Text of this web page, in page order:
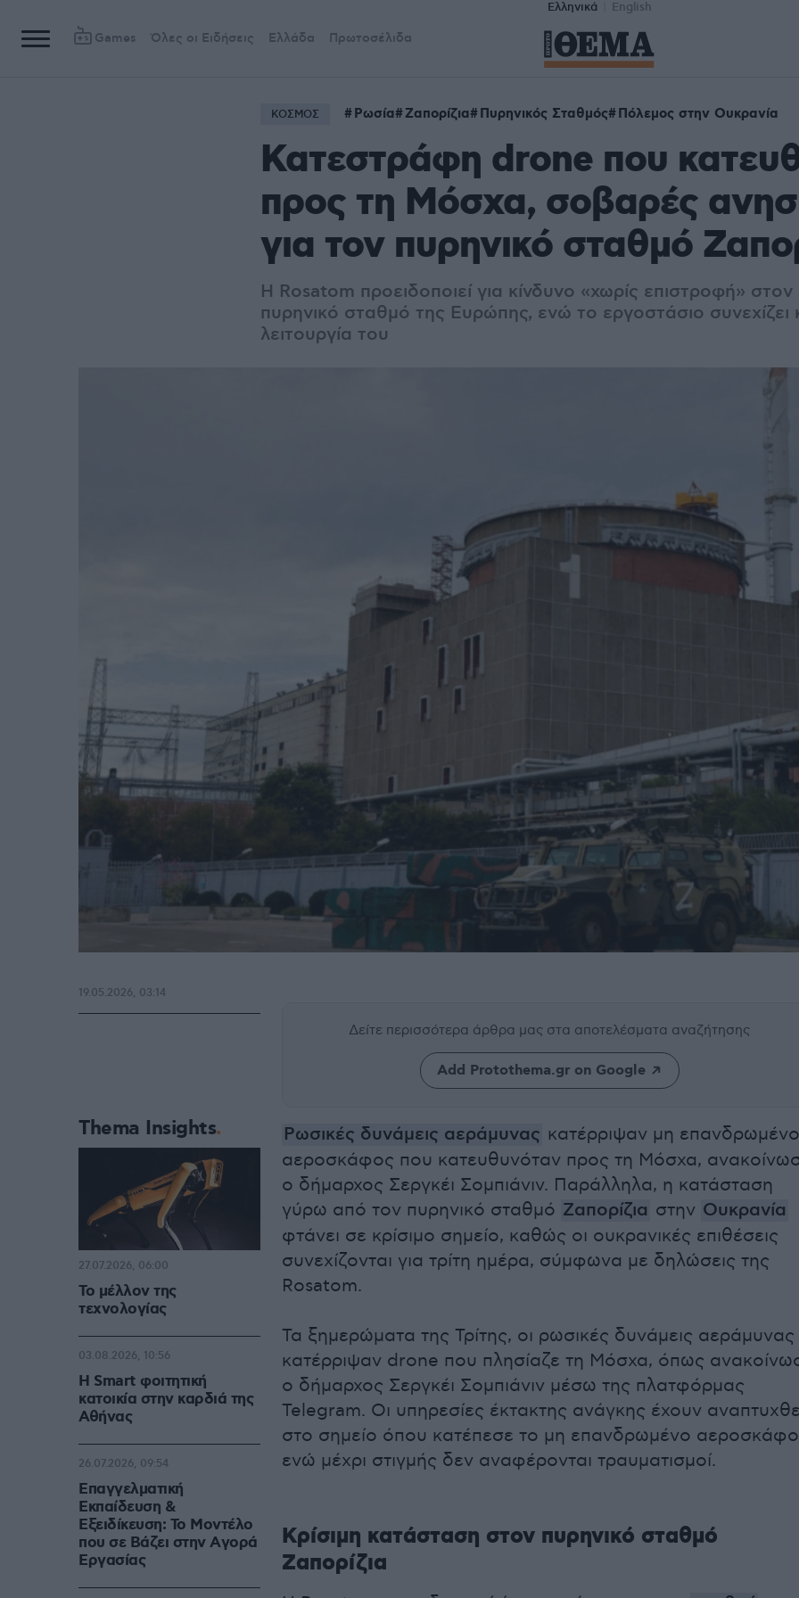
Ελληνικά English
Games Όλες οι Ειδήσεις Ελλάδα Πρωτοσέλιδα
ΚΟΣΜΟΣ Ρωσία Ζαπορίζια Πυρηνικός Σταθμός Πόλεμος στην Ουκρανία
Κατεστράφη drone που
προς τη Μόσχα, σοβαρές
για τον πυρηνικό σταθμό
Η Rosatom προειδοποιεί για κίνδυνο «χωρίς επιστροφή»
πυρηνικό σταθμό της Ευρώπης, ενώ το εργοστάσιο συνεχίζει
λειτουργία του
Δείτε περισσότερα άρθρα μας στα αποτελέσματα αναζήτησης
Add Protothema.gr on Google
Ρωσικές δυνάμεις αεράμυνας κατέρριψαν μη επανδρωμένο
αεροσκάφος που κατευθυνόταν προς τη Μόσχα,
ο δήμαρχος Σεργκέι Σομπιάνιν. Παράλληλα, η κατάσταση
γύρω από τον πυρηνικό σταθμό Ζαπορίζια στην Ουκρανία
φτάνει σε κρίσιμο σημείο, καθώς οι ουκρανικές επιθέσεις
συνεχίζονται για τρίτη ημέρα, σύμφωνα με δηλώσεις της
Rosatom.
Τα ξημερώματα της Τρίτης, οι ρωσικές δυνάμεις αεράμυνας
κατέρριψαν drone που πλησίαζε τη Μόσχα, όπως
ο δήμαρχος Σεργκέι Σομπιάνιν μέσω της πλατφόρμας
Telegram. Οι υπηρεσίες έκτακτης ανάγκης έχουν
στο σημείο όπου κατέπεσε το μη επανδρωμένο
ενώ μέχρι στιγμής δεν αναφέρονται τραυματισμοί.
Κρίσιμη κατάσταση στον πυρηνικό σταθμό
Ζαπορίζια
19.05.2026, 03:14
Thema Insights
Το μέλλον της
τεχνολογίας
27.07.2026, 06:00
Η Smart φοιτητική
κατοικία στην καρδιά της
Αθήνας
03.08.2026, 10:56
Επαγγελματική
Εκπαίδευση &
Εξειδίκευση: Το Mοντέλο
που σε Bάζει στην Aγορά
Eργασίας
26.07.2026, 09:54